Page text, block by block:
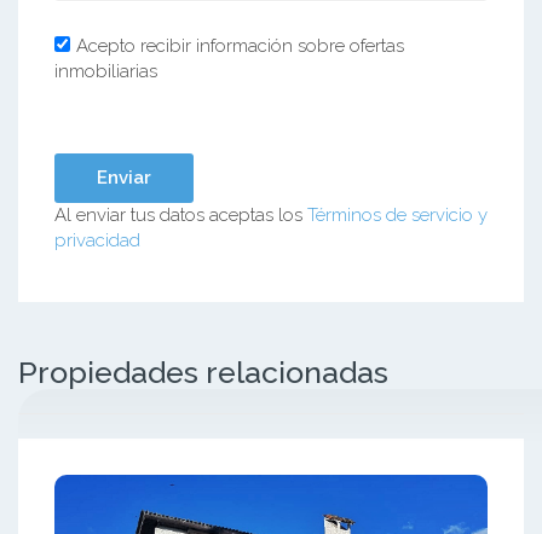
Acepto recibir información sobre ofertas
inmobiliarias
Al enviar tus datos aceptas los Términos de servicio y
privacidad
Propiedades relacionadas